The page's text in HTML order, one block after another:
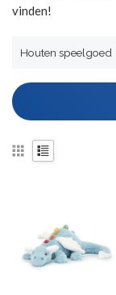
vinden!
Houten speelgoed